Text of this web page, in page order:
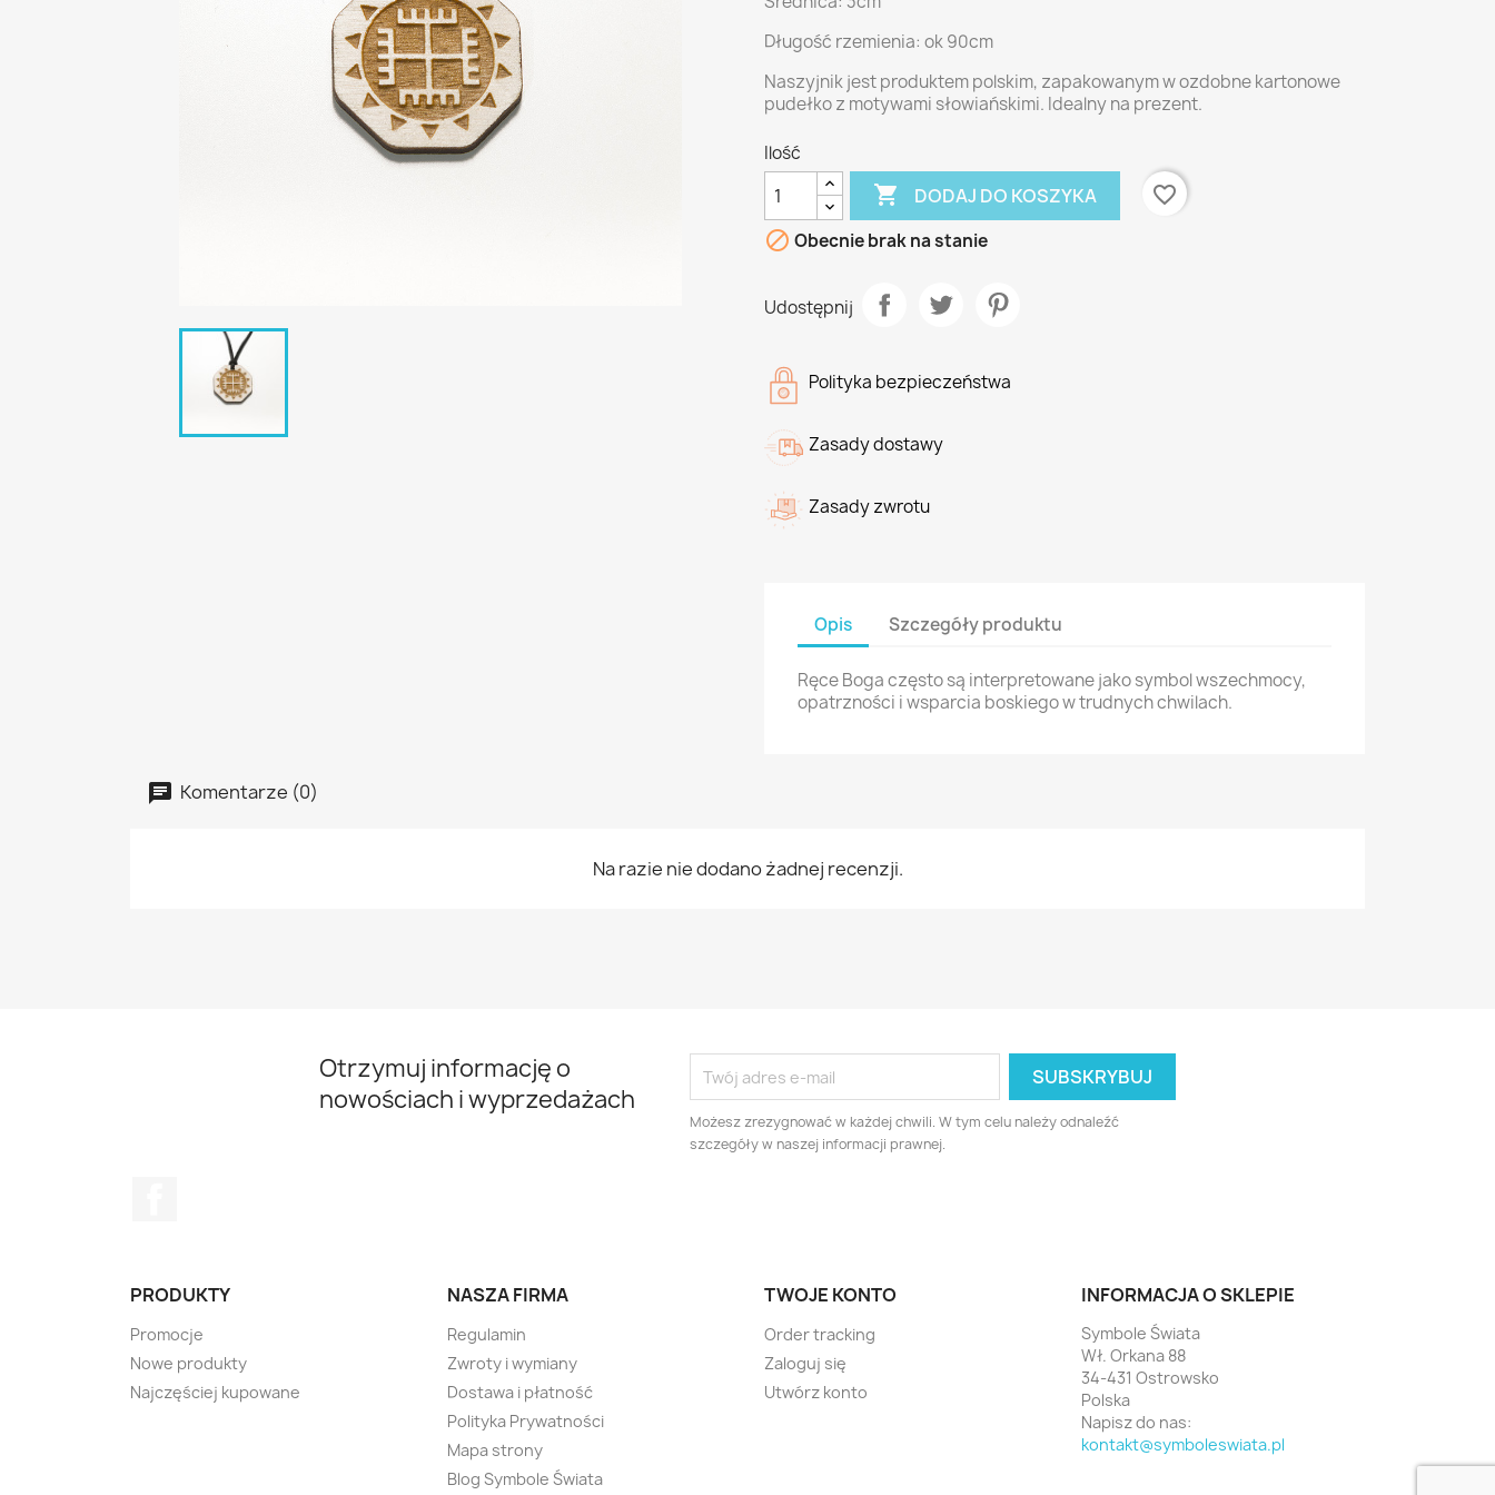
Długość rzemienia: ok 90cm
Naszyjnik jest produktem polskim, zapakowanym w ozdobne kartonowe
pudełko z motywami słowiańskimi. Idealny na prezent.
Ilość
 DODAJ DO KOSZYKA
favorite_border
 Obecnie brak na stanie
Udostępnij
Polityka bezpieczeństwa
Zasady dostawy
Zasady zwrotu
Opis Szczegóły produktu
Ręce Boga często są interpretowane jako symbol wszechmocy,
opatrzności i wsparcia boskiego w trudnych chwilach.
Komentarze (0)
Na razie nie dodano żadnej recenzji.
Otrzymuj informację o
nowościach i wyprzedażach
Możesz zrezygnować w każdej chwili. W tym celu należy odnaleźć
szczegóły w naszej informacji prawnej.
PRODUKTY
Promocje
Nowe produkty
Najczęściej kupowane
NASZA FIRMA
Regulamin
Zwroty i wymiany
Dostawa i płatność
Polityka Prywatności
Mapa strony
Blog Symbole Świata
TWOJE KONTO
Order tracking
Zaloguj się
Utwórz konto
INFORMACJA O SKLEPIE
Symbole Świata
Wł. Orkana 88
34-431 Ostrowsko
Polska
Napisz do nas:
kontakt@symboleswiata.pl